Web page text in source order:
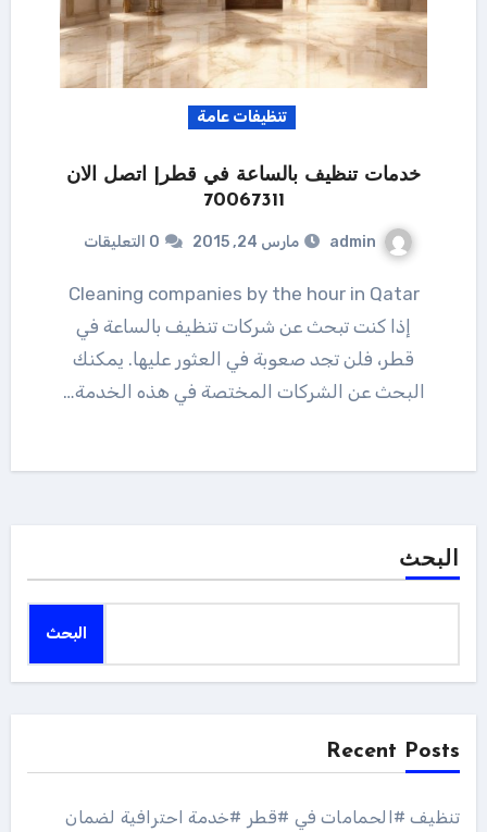
تنظيفات عامة
خدمات تنظيف بالساعة في قطر| اتصل الان
70067311
admin مارس 24, 2015 0 التعليقات
Cleaning companies by the hour in Qatar
إذا كنت تبحث عن شركات تنظيف بالساعة في
قطر، فلن تجد صعوبة في العثور عليها. يمكنك
البحث عن الشركات المختصة في هذه الخدمة…
البحث
البحث
Recent Posts
تنظيف #الحمامات في #قطر #خدمة احترافية لضمان